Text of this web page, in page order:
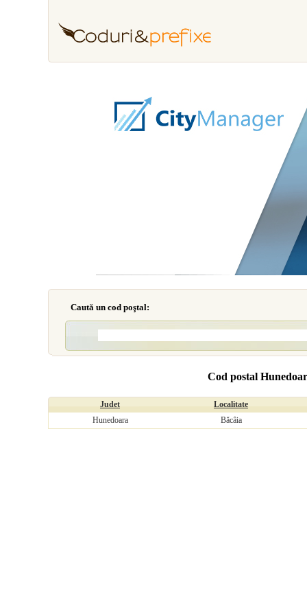
Caută un cod poştal:
Cod postal
Judet
Localitate
Hunedoara
Băcâia